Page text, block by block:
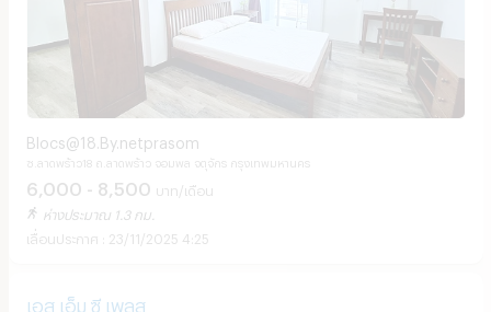
Blocs@18.By.netprasom
ซ.ลาดพร้าว18 ถ.ลาดพร้าว จอมพล จตุจักร กรุงเทพมหานคร
6,000 - 8,500 บาท/เดือน
ห่างประมาณ 1.3 กม.
23/11/2025 4:25
เอส เอ็ม ซี เพลส